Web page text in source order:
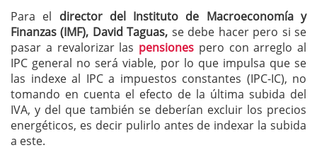
Para el director del Instituto de Macroeconomía y
Finanzas (IMF), David Taguas, se debe hacer pero si se
pasar a revalorizar las pensiones pero con arreglo al
IPC general no será viable, por lo que impulsa que se
las indexe al IPC a impuestos constantes (IPC-IC), no
tomando en cuenta el efecto de la última subida del
IVA, y del que también se deberían excluir los precios
energéticos, es decir pulirlo antes de indexar la subida
a este.